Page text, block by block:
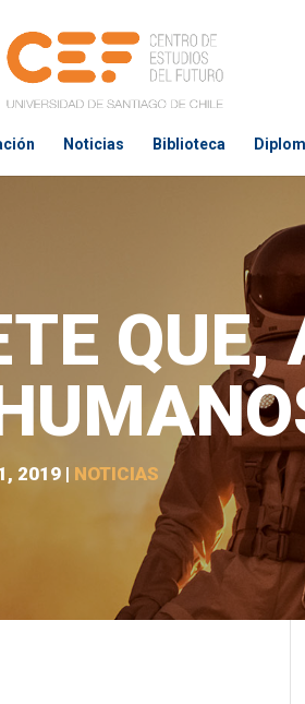
Noticias Biblioteca
2019 | NOTICIAS